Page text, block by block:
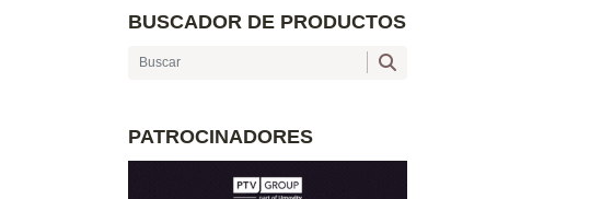
BUSCADOR DE PRODUCTOS
PATROCINADORES